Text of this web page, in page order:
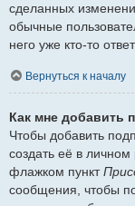
сделанных
обычные
него уже кто-то
Вернуться к началу
Как мне добавить
Чтобы добавить
создать её в
флажком пункт
сообщения, чтобы